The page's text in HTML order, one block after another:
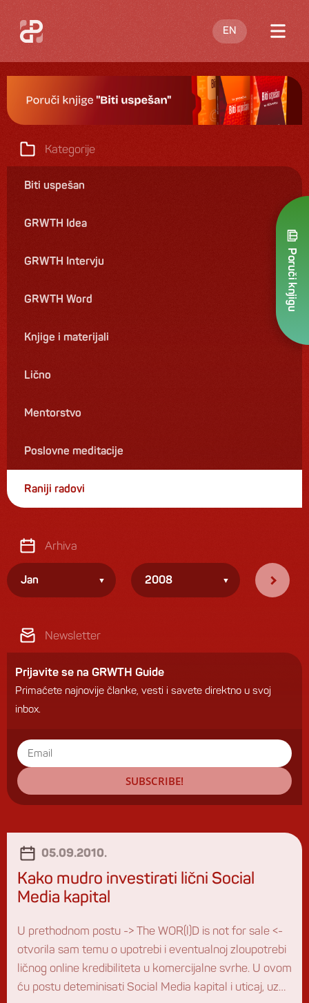
EN
O meni
Blog
Knjige
Kontakt
Poruči knjigu
Kategorije
Biti uspešan
GRWTH Idea
GRWTH Intervju
GRWTH Word
Knjige i materijali
Lično
Mentorstvo
Poslovne meditacije
Raniji radovi
Arhiva
Jan 2008
Newsletter
Prijavite se na GRWTH Guide
Primaćete najnovije članke, vesti i savete direktno u svoj
inbox.
SUBSCRIBE!
05.09.2010.
Kako mudro investirati lični Social
Media kapital
U prethodnom postu -> The WOR(l)D is not for sale <-
otvorila sam temu o upotrebi i eventualnoj zloupotrebi
ličnog online kredibiliteta u komercijalne svrhe. U ovom
ću postu deteminisati Social Media kapital i uticaj, uz